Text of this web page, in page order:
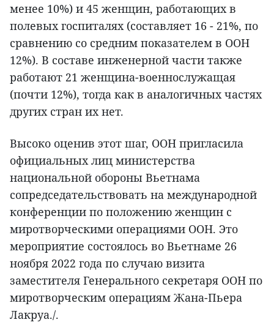
менее 10%) и 45 женщин, работающих в
полевых госпиталях (составляет 16 - 21%, по
сравнению со средним показателем в ООН
12%). В составе инженерной части также
работают 21 женщина-военнослужащая
(почти 12%), тогда как в аналогичных частях
других стран их нет.
Высоко оценив этот шаг, ООН пригласила
официальных лиц министерства
национальной обороны Вьетнама
сопредседательствовать на международной
конференции по положению женщин с
миротворческими операциями ООН. Это
мероприятие состоялось во Вьетнаме 26
ноября 2022 года по случаю визита
заместителя Генерального секретаря ООН по
миротворческим операциям Жана-Пьера
Лакруа./.